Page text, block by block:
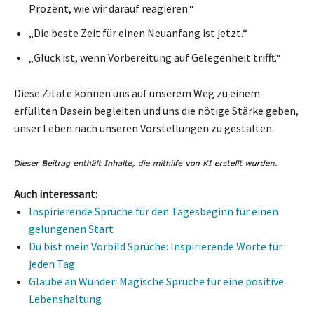
Prozent, wie wir darauf reagieren.“
„Die beste Zeit für einen Neuanfang ist jetzt.“
„Glück ist, wenn Vorbereitung auf Gelegenheit trifft.“
Diese Zitate können uns auf unserem Weg zu einem
erfüllten Dasein begleiten und uns die nötige Stärke geben,
unser Leben nach unseren Vorstellungen zu gestalten.
Auch interessant:
Inspirierende Sprüche für den Tagesbeginn für einen
gelungenen Start
Du bist mein Vorbild Sprüche: Inspirierende Worte für
jeden Tag
Glaube an Wunder: Magische Sprüche für eine positive
Lebenshaltung